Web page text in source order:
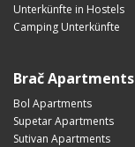
Unterkünfte in Hostels
Camping Unterkünfte
Brač Apartments
Bol Apartments
Supetar Apartments
Sutivan Apartments